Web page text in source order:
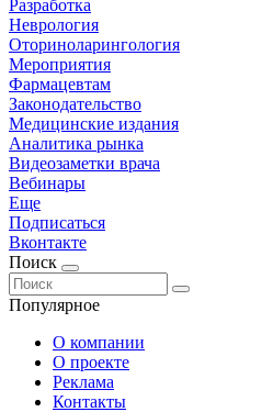
Разработка
Неврология
Оториноларингология
Мероприятия
Фармацевтам
Законодательство
Медицинские издания
Аналитика рынка
Видеозаметки врача
Вебинары
Еще
Подписаться
Вконтакте
Поиск
Популярное
О компании
О проекте
Реклама
Контакты